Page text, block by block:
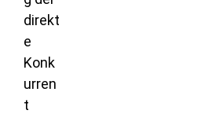
direkt
e
Konk
urren
t